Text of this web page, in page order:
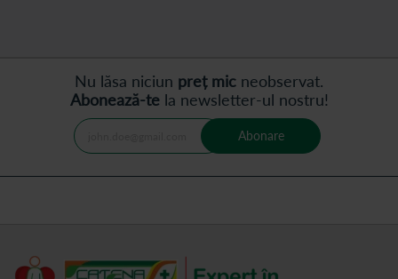
Nu lăsa niciun preț mic neobservat.
Abonează-tela newsletter-ul nostru!
Abonare